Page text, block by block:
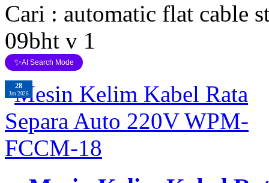
Cari : automatic flat cable
09bht v 1
✨AI Search Mode
28
Jan 2026